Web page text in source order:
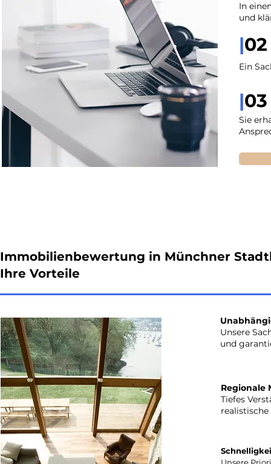
In
und
|02
Ein
|03
Sie
Immobilienbewertung in Münchner
Ihre Vorteile
Unsere
und
Regionale
Tiefes